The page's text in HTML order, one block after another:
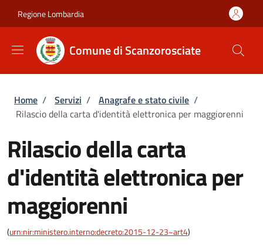
Regione Lombardia
Comune di Scanzorosciate
Briciole di pane
Home / Servizi / Anagrafe e stato civile /
Rilascio della carta d'identità elettronica per maggiorenni
Rilascio della carta
d'identità elettronica per
maggiorenni
(urn:nir:ministero.interno:decreto:2015-12-23~art4)